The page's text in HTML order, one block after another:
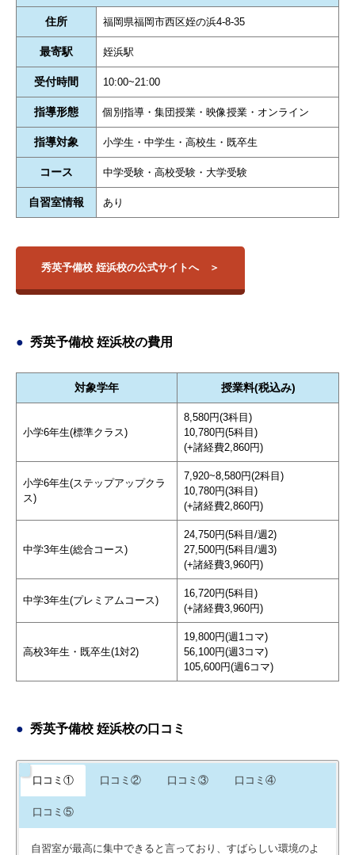
住所 福岡県福岡市西区姪の浜4-8-35
最寄駅 姪浜駅
受付時間 10:00~21:00
指導形態 個別指導・集団授業・映像授業・オンライン
指導対象 小学生・中学生・高校生・既卒生
コース 中学受験・高校受験・大学受験
自習室情報 あり
秀英予備校 姪浜校の公式サイトへ
秀英予備校 姪浜校の費用
対象学年 授業料(税込み)
小学6年生(標準クラス)
8,580円(3科目)
10,780円(5科目)
(+諸経費2,860円)
小学6年生(ステップアップクラ
ス)
7,920~8,580円(2科目)
10,780円(3科目)
(+諸経費2,860円)
中学3年生(総合コース)
24,750円(5科目/週2)
27,500円(5科目/週3)
(+諸経費3,960円)
中学3年生(プレミアムコース)
16,720円(5科目)
(+諸経費3,960円)
高校3年生・既卒生(1対2)
19,800円(週1コマ)
56,100円(週3コマ)
105,600円(週6コマ)
秀英予備校 姪浜校の口コミ
口コミ① 口コミ② 口コミ③ 口コミ④
口コミ⑤
自習室が最高に集中できると言っており、すばらしい環境のよ